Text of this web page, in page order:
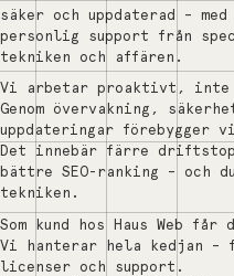
säker och uppdaterad –
personlig support från
tekniken och affären.
Vi arbetar proaktivt,
Genom övervakning,
uppdateringar förebygger
Det innebär färre
bättre SEO-ranking – och
tekniken.
Som kund hos Haus Web
Vi hanterar hela kedjan
licenser och support.